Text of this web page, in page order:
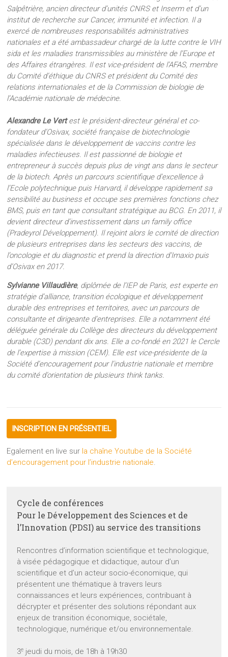
Salpêtrière, ancien directeur d’unités CNRS et Inserm et d’un
institut de recherche sur Cancer, immunité et infection. Il a
exercé de nombreuses responsabilités administratives
nationales et a été ambassadeur chargé de la lutte contre le VIH
sida et les maladies transmissibles au ministère de l’Europe et
des Affaires étrangères. Il est vice-président de l’AFAS, membre
du Comité d’éthique du CNRS et président du Comité des
relations internationales et de la Commission de biologie de
l’Académie nationale de médecine.
Alexandre Le Vertest le président-directeur général et co-
fondateur d’Osivax, société française de biotechnologie
spécialisée dans le développement de vaccins contre les
maladies infectieuses. Il est passionné de biologie et
entrepreneur à succès depuis plus de vingt ans dans le secteur
de la biotech. Après un parcours scientifique d’excellence à
l’Ecole polytechnique puis Harvard, il développe rapidement sa
sensibilité au business et occupe ses premières fonctions chez
BMS, puis en tant que consultant stratégique au BCG. En 2011, il
devient directeur d’investissement dans un family office
(Pradeyrol Développement). Il rejoint alors le comité de direction
de plusieurs entreprises dans les secteurs des vaccins, de
l’oncologie et du diagnostic et prend la direction d’Imaxio puis
d’Osivax en 2017.
Sylvianne Villaudière, diplômée de l’IEP de Paris, est experte en
stratégie d’alliance, transition écologique et développement
durable des entreprises et territoires, avec un parcours de
consultante et dirigeante d’entreprises. Elle a notamment été
déléguée générale du Collège des directeurs du développement
durable (C3D) pendant dix ans. Elle a co-fondé en 2021 le Cercle
de l’expertise à mission (CEM). Elle est vice-présidente de la
Société d’encouragement pour l’industrie nationale et membre
du comité d’orientation de plusieurs think tanks.
INSCRIPTION EN PRÉSENTIEL
Egalement en live sur la chaîne Youtube de la Société
d’encouragement pour l’industrie nationale.
Cycle de conférences
Pour le Développement des Sciences et de
l’Innovation (PDSI) au service des transitions
Rencontres d’information scientifique et technologique,
à visée pédagogique et didactique, autour d’un
scientifique et d’un acteur socio-économique, qui
présentent une thématique à travers leurs
connaissances et leurs expériences, contribuant à
décrypter et présenter des solutions répondant aux
enjeux de transition économique, sociétale,
technologique, numérique et/ou environnementale.
3e jeudi du mois, de 18h à 19h30